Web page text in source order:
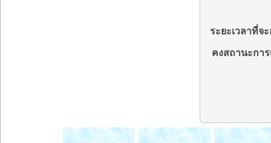
ระยะเวลาที่จ
คงสถานะกา